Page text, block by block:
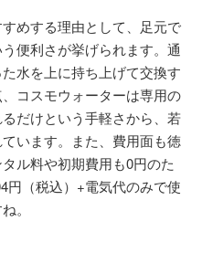
めする理由として、足元で
便利さが挙げられます。通
水を上に持ち上げて交換す
コスモウォーターは専用の
だけという手軽さから、若
います。また、費用面も徳
ル料や初期費用も0円のた
円（税込）+電気代のみで使
。